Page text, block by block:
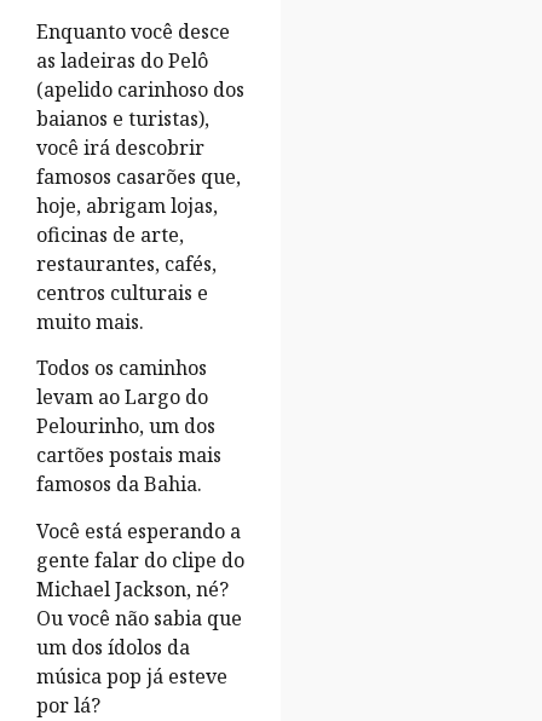
Enquanto você desce
as ladeiras do Pelô
(apelido carinhoso dos
baianos e turistas),
você irá descobrir
famosos casarões que,
hoje, abrigam lojas,
oficinas de arte,
restaurantes, cafés,
centros culturais e
muito mais.
Todos os caminhos
levam ao Largo do
Pelourinho, um dos
cartões postais mais
famosos da Bahia.
Você está esperando a
gente falar do clipe do
Michael Jackson, né?
Ou você não sabia que
um dos ídolos da
música pop já esteve
por lá?